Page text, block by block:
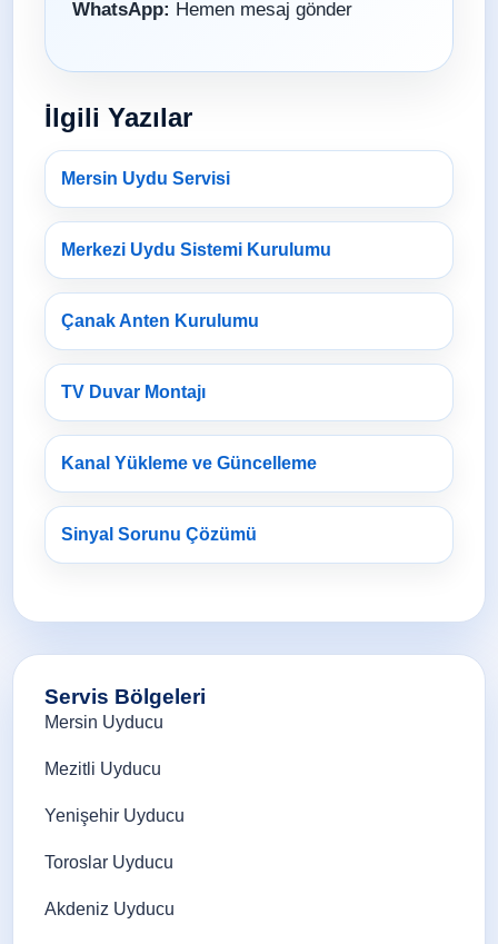
WhatsApp: Hemen mesaj gönder
İlgili Yazılar
Mersin Uydu Servisi
Merkezi Uydu Sistemi Kurulumu
Çanak Anten Kurulumu
TV Duvar Montajı
Kanal Yükleme ve Güncelleme
Sinyal Sorunu Çözümü
Servis Bölgeleri
Mersin Uyducu
Mezitli Uyducu
Yenişehir Uyducu
Toroslar Uyducu
Akdeniz Uyducu